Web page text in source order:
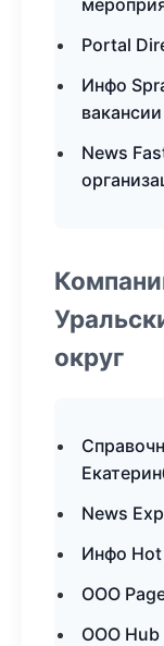
Portal
Инфо
вакансии
News
округ
News
Инфо
ООО
ООО Hub